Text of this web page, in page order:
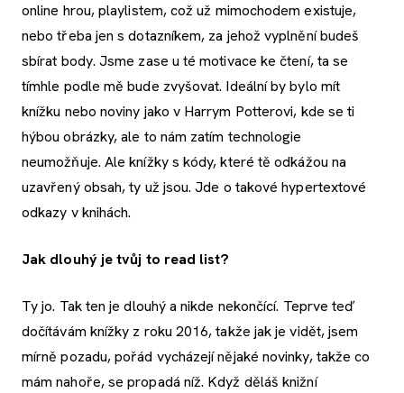
online hrou, playlistem, což už mimochodem existuje,
nebo třeba jen s dotazníkem, za jehož vyplnění budeš
sbírat body. Jsme zase u té motivace ke čtení, ta se
tímhle podle mě bude zvyšovat. Ideální by bylo mít
knížku nebo noviny jako v Harrym Potterovi, kde se ti
hýbou obrázky, ale to nám zatím technologie
neumožňuje. Ale knížky s kódy, které tě odkážou na
uzavřený obsah, ty už jsou. Jde o takové hypertextové
odkazy v knihách.
Jak dlouhý je tvůj to read list?
Ty jo. Tak ten je dlouhý a nikde nekončící. Teprve teď
dočítávám knížky z roku 2016, takže jak je vidět, jsem
mírně pozadu, pořád vycházejí nějaké novinky, takže co
mám nahoře, se propadá níž. Když děláš knižní